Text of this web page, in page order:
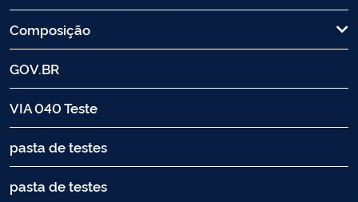
Composição
GOV.BR
VIA 040 Teste
pasta de testes
pasta de testes